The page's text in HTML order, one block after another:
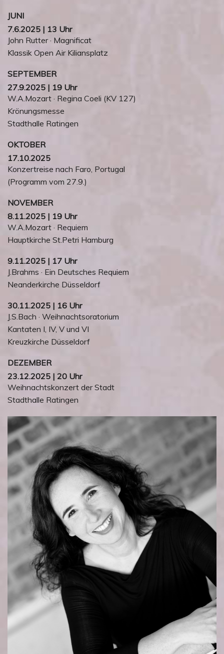
JUNI
7.6.2025 | 13 Uhr
John Rutter · Magnificat
Klassik Open Air Kiliansplatz
SEPTEMBER
27.9.2025 | 19 Uhr
W.A.Mozart · Regina Coeli (KV 127)
Krönungsmesse
Stadthalle Ratingen
OKTOBER
17.10.2025
Konzertreise nach Faro, Portugal
(Programm vom 27.9.)
NOVEMBER
8.11.2025 | 19 Uhr
W.A.Mozart · Requiem
Hauptkirche St.Petri Hamburg
9.11.2025 | 17 Uhr
J.Brahms · Ein Deutsches Requiem
Neanderkirche Düsseldorf
30.11.2025 | 16 Uhr
J.S.Bach · Weihnachtsoratorium
Kantaten I, IV, V und VI
Kreuzkirche Düsseldorf
DEZEMBER
23.12.2025 | 20 Uhr
Weihnachtskonzert der Stadt
Stadthalle Ratingen